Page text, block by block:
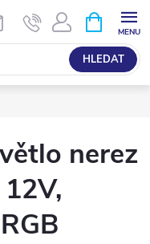
HLEDAT
NÁKUPNÍ
KOŠÍK
nerez